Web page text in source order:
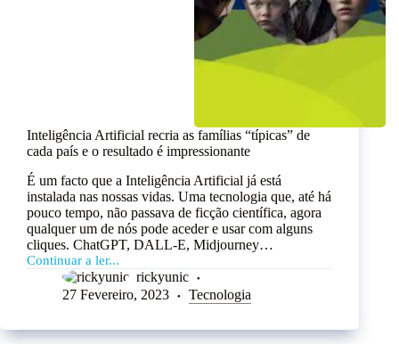
Inteligência Artificial recria as famílias “típicas” de
cada país e o resultado é impressionante
É um facto que a Inteligência Artificial já está
instalada nas nossas vidas. Uma tecnologia que, até há
pouco tempo, não passava de ficção científica, agora
qualquer um de nós pode aceder e usar com alguns
cliques. ChatGPT, DALL-E, Midjourney…
Continuar a ler...
rickyunic
27 Fevereiro, 2023
Tecnologia